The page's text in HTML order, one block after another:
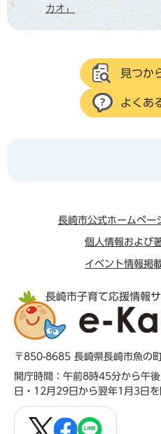
カオ」
見つか
よくあ
長崎市公式ホームペー
個人情報および
イベント情報掲
長崎市子育て応援情報
〒850-8685 長崎県長崎市魚の
開庁時間：午前8時45分から午
日・12月29日から翌年1月3日を